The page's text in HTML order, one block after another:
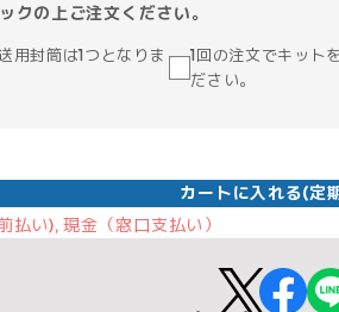
クの上ご注文ください。
用封筒は1つとなりま
1回の注文でキット
ださい。
カートに入れる(定
払い), 現金（窓口支払い）